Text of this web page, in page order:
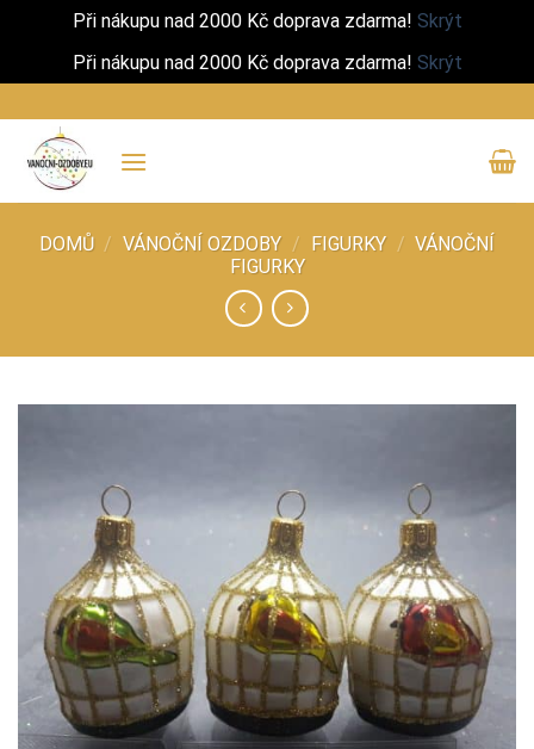
Při nákupu nad 2000 Kč doprava zdarma! Skrýt
Při nákupu nad 2000 Kč doprava zdarma! Skrýt
na
obsah
DOMŮ / VÁNOČNÍ OZDOBY / FIGURKY / VÁNOČNÍ
FIGURKY